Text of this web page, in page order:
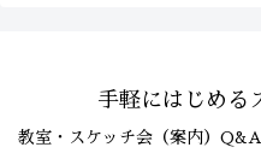
手軽にはじめる
教室・スケッチ会（案内）Q&A